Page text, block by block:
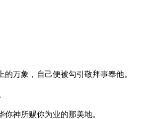
万象，自己便被勾引敬拜事奉他。
神所赐你为业的那美地。